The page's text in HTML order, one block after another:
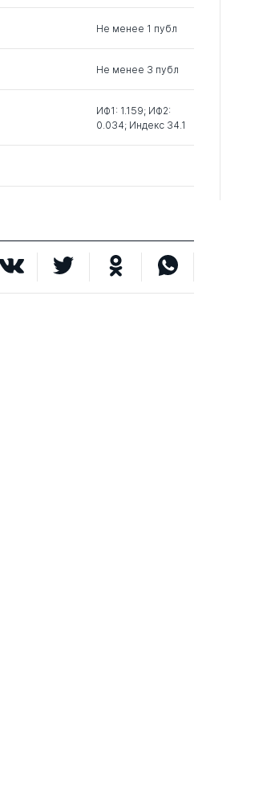
Не менее 1 публ
Не менее 3 публ
ИФ1: 1.159; ИФ2:
0.034; Индекс 34.1